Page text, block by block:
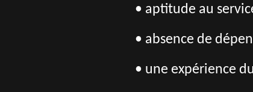
• aptitude au
• absence de
• une expérience